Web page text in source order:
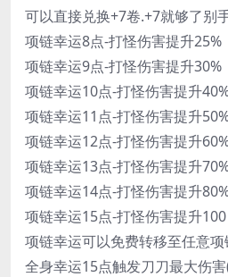
可以直接兑换+7卷.+7就够了别
项链幸运8点-打怪伤害提升25%
项链幸运9点-打怪伤害提升30%
项链幸运10点-打怪伤害提升
项链幸运11点-打怪伤害提升
项链幸运12点-打怪伤害提升
项链幸运13点-打怪伤害提升
项链幸运14点-打怪伤害提升
项链幸运15点-打怪伤害提升
项链幸运可以免费转移至任意项
全身幸运15点触发刀刀最大伤